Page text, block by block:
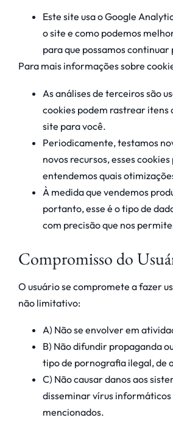
Este site usa o Google
o site e como podemos
para que possamos
Para mais informações sobre
As análises de terceiros são
cookies podem rastrear itens
site para você.
Periodicamente, testamos
novos recursos, esses
entendemos quais
À medida que vendemos
portanto, esse é o tipo de
com precisão que nos
Compromisso do
O usuário se compromete a fazer
não limitativo:
A) Não se envolver em
B) Não difundir propaganda
tipo de pornografia ilegal, de
C) Não causar danos aos
disseminar vírus informáticos
mencionados.